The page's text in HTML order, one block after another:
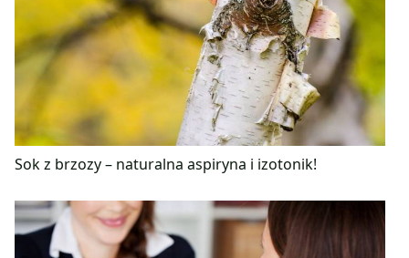
Sok z brzozy – naturalna aspiryna i izotonik!